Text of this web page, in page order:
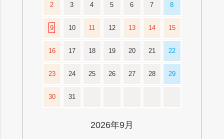
2 3 4 5 6 7 8
9 10 11 12 13 14 15
16 17 18 19 20 21 22
23 24 25 26 27 28 29
30 31
2026年9月